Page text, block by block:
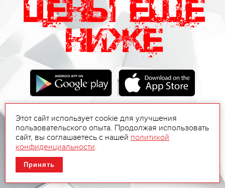
Этот сайт использует cookie для улучшения
пользовательского опыта. Продолжая использовать
сайт, вы соглашаетесь с нашей политикой
конфиденциальности.
Принять